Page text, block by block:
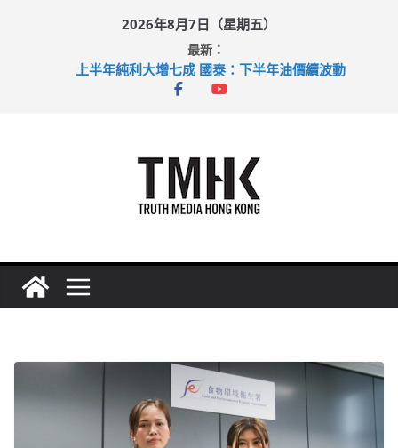
2026年8月7日（星期五）
最新：
上半年純利大增七成 國泰：下半年油價續波動
上半年車禍奪六十三命 警方：下週起嚴打交通違例